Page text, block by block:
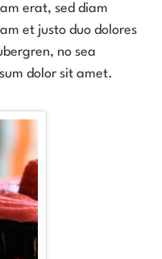
erat, sed diam
et justo duo dolores
no sea
dolor sit amet.